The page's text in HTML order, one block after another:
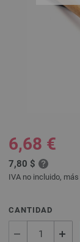
6,68 €
7,80 $
IVA no incluido, más
CANTIDAD